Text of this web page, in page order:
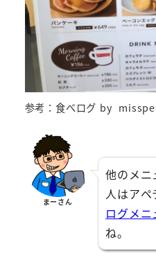
参考：食べログ by
まーさん
他のメニ
人はアペ
ログメニ
ね。